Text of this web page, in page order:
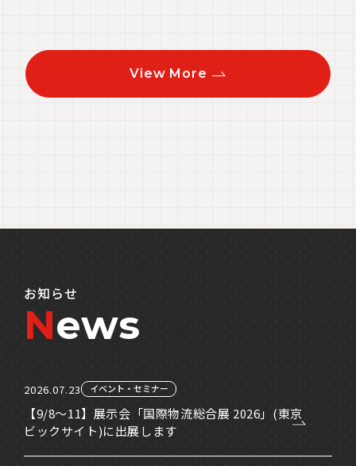
View More
お知らせ
News
2026.07.23 イベント・セミナー
【9/8～11】展示会「国際物流総合展 2026」(東京
ビックサイト)に出展します